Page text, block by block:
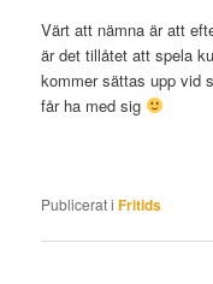
Värt att nämna är att
är det tillåtet att spela
kommer sättas upp vid
får ha med sig
Publicerat i Fritids